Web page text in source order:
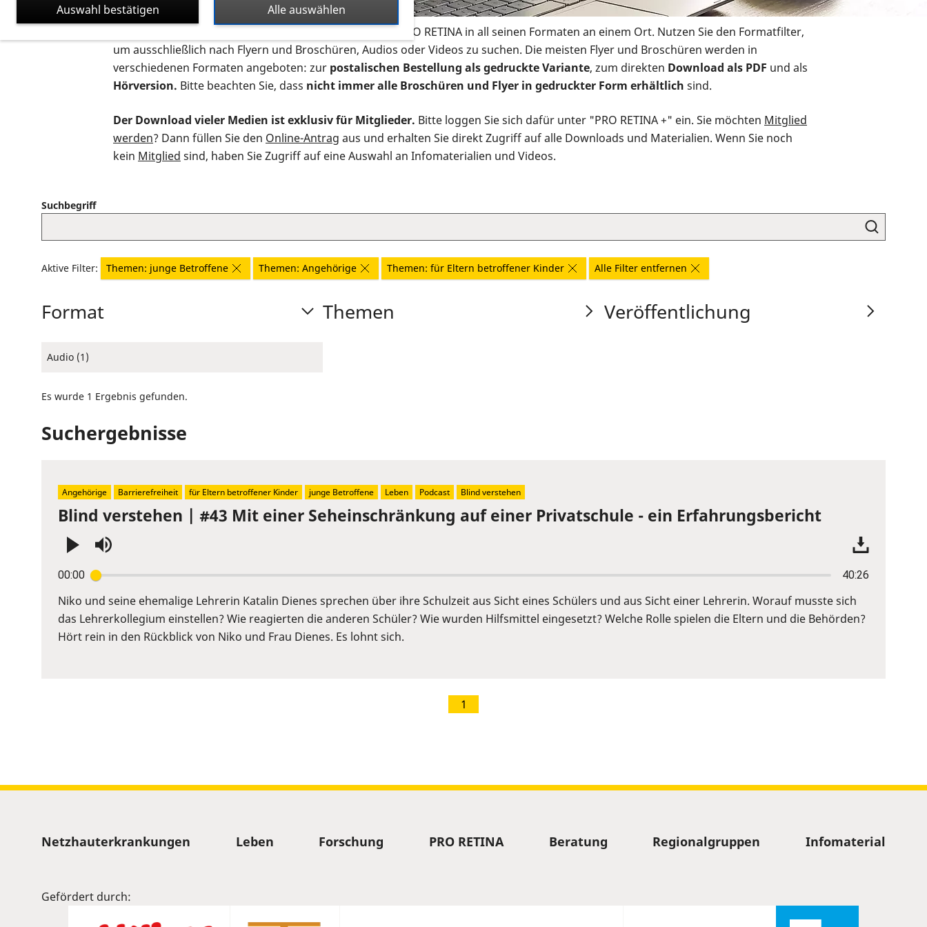
Auf dieser Seite finden Sie sämtliches Infomaterial der PRO RETINA in all seinen Formaten an einem Ort. Nutzen Sie den Formatfilter,
um ausschließlich nach Flyern und Broschüren, Audios oder Videos zu suchen. Die meisten Flyer und Broschüren werden in
verschiedenen Formaten angeboten: zur postalischen Bestellung als gedruckte Variante, zum direkten Download als PDF und als
Hörversion. Bitte beachten Sie, dass nicht immer alle Broschüren und Flyer in gedruckter Form erhältlich sind.
Der Download vieler Medien ist exklusiv für Mitglieder. Bitte loggen Sie sich dafür unter "PRO RETINA +" ein. Sie möchten Mitglied
werden? Dann füllen Sie den Online-Antrag aus und erhalten Sie direkt Zugriff auf alle Downloads und Materialien. Wenn Sie noch
kein Mitglied sind, haben Sie Zugriff auf eine Auswahl an Infomaterialien und Videos.
Suchbegriff
Aktive Filter: Themen: junge Betroffene Themen: Angehörige Themen: für Eltern betroffener Kinder Alle Filter entfernen
Format
Audio (1)
Themen Veröffentlichung
Es wurde 1 Ergebnis gefunden.
Suchergebnisse
Blind verstehen | #43 Mit einer Seheinschränkung auf einer Privatschule - ein Erfahrungsbericht
00:00 40:26
Enter
or
Space
to
Niko und seine ehemalige Lehrerin Katalin Dienes sprechen über ihre Schulzeit aus Sicht eines Schülers und aus Sicht einer Lehrerin. Worauf musste sich
das Lehrerkollegium einstellen? Wie reagierten die anderen Schüler? Wie wurden Hilfsmittel eingesetzt? Welche Rolle spielen die Eltern und die Behörden?
Hört rein in den Rückblick von Niko und Frau Dienes. Es lohnt sich.
Angehörige Barrierefreiheit für Eltern betroffener Kinder junge Betroffene Leben Podcast Blind verstehen
1
Sitemap
Netzhauterkrankungen Leben Forschung PRO RETINA Beratung Regionalgruppen Infomaterial
Gefördert durch:
Alle auswählen
Auswahl bestätigen